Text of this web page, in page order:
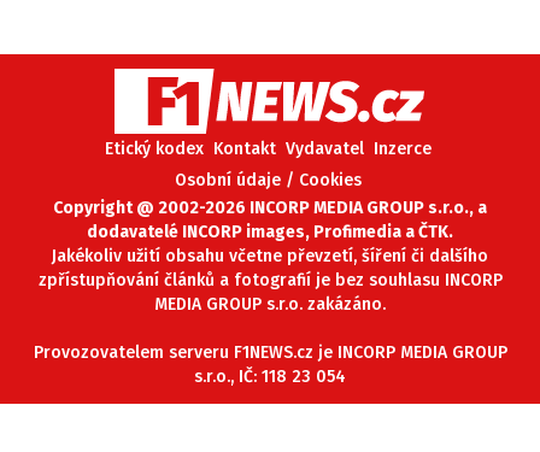
Etický kodex Kontakt Vydavatel Inzerce
Osobní údaje / Cookies
Copyright @ 2002-2026 INCORP MEDIA GROUP s.r.o., a
dodavatelé INCORP images, Profimedia a ČTK.
Jakékoliv užití obsahu včetne převzetí, šíření či dalšího
zpřístupňování článků a fotografií je bez souhlasu INCORP
MEDIA GROUP s.r.o. zakázáno.
Provozovatelem serveru F1NEWS.cz je INCORP MEDIA GROUP
s.r.o., IČ: 118 23 054